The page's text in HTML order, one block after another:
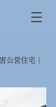
公営住宅 |